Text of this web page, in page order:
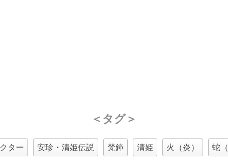
＜タグ＞
ター 安珍・清姫伝説 梵鐘 清姫 火（炎） 蛇